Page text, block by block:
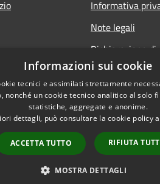
Informativa
Note legali
Dichiarazione di
Copyright
Informazioni sui cookie
tecnici e assimilati strettamente
nonché un cookie tecnico analitico al solo
statistiche, aggregate e anonime.
dettagli, può consultare la cookie policy
ACCETTA TUTTO RIFIUTA
MOSTRA DETTAGLI